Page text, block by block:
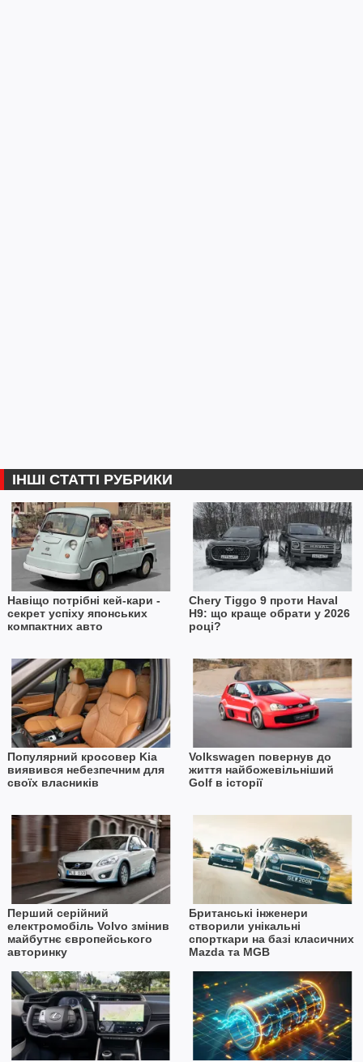
ІНШІ СТАТТІ РУБРИКИ
Навіщо потрібні кей-кари -
секрет успіху японських
компактних авто
Chery Tiggo 9 проти Haval
H9: що краще обрати у 2026
році?
Популярний кросовер Kia
виявився небезпечним для
своїх власників
Volkswagen повернув до
життя найбожевільніший
Golf в історії
Перший серійний
електромобіль Volvo змінив
майбутнє європейського
авторинку
Британські інженери
створили унікальні
спорткари на базі класичних
Mazda та MGB